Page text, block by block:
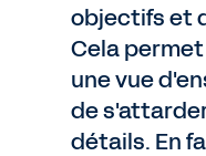
objectifs et
Cela
une vue
de
détails. En